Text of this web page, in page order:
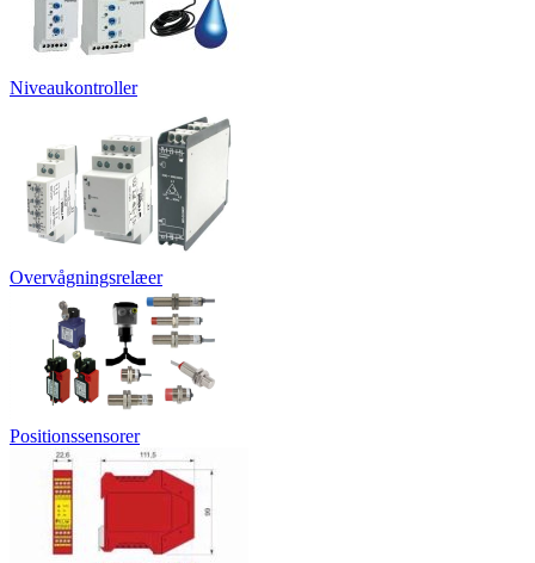
Niveaukontroller
Overvågningsrelæer
Positionssensorer